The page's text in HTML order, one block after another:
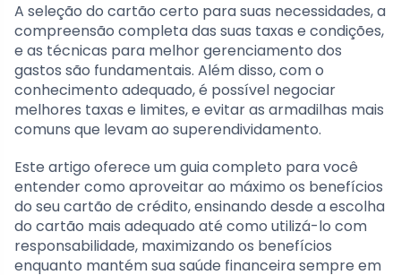
A seleção do cartão certo para suas necessidades, a
compreensão completa das suas taxas e condições,
e as técnicas para melhor gerenciamento dos
gastos são fundamentais. Além disso, com o
conhecimento adequado, é possível negociar
melhores taxas e limites, e evitar as armadilhas mais
comuns que levam ao superendividamento.
Este artigo oferece um guia completo para você
entender como aproveitar ao máximo os benefícios
do seu cartão de crédito, ensinando desde a escolha
do cartão mais adequado até como utilizá-lo com
responsabilidade, maximizando os benefícios
enquanto mantém sua saúde financeira sempre em